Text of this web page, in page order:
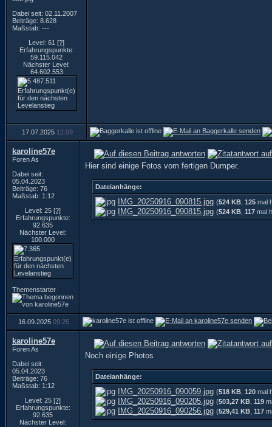
Dabei seit: 02.11.2007
Beiträge: 8.628
Maßstab: ---
Level: 61 [?]
Erfahrungspunkte:
59.115.042
Nächster Level:
64.602.553
17.07.2025 12:09
karoline57e
Foren As
Dabei seit:
05.04.2023
Beiträge: 76
Maßstab: 1:12
Level: 25 [?]
Erfahrungspunkte:
92.635
Nächster Level:
100.000
Themenstarter
Hier sind einige Fotos vom fertigen Dumper.
Dateianhänge:
IMG_20250916_090815.jpg (524 KB 125 mal
IMG_20250916_090815.jpg (524 KB 117 mal
16.09.2025 09:25
karoline57e
Foren As
Dabei seit:
05.04.2023
Beiträge: 76
Maßstab: 1:12
Level: 25 [?]
Erfahrungspunkte:
92.635
Nächster Level:
Noch einige Photos
Dateianhänge:
IMG_20250916_090059.jpg (518 KB 120 mal
IMG_20250916_090205.jpg (503,27 KB 119
IMG_20250916_090256.jpg (529,41 KB 117